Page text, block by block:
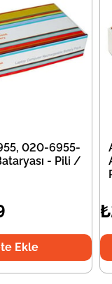
020-6955-
- Pili /
Ekle